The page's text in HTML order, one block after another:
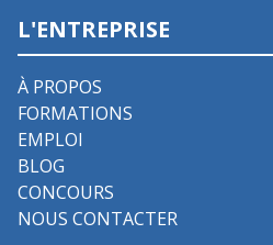
L'ENTREPRISE
À PROPOS
FORMATIONS
EMPLOI
BLOG
CONCOURS
NOUS CONTACTER